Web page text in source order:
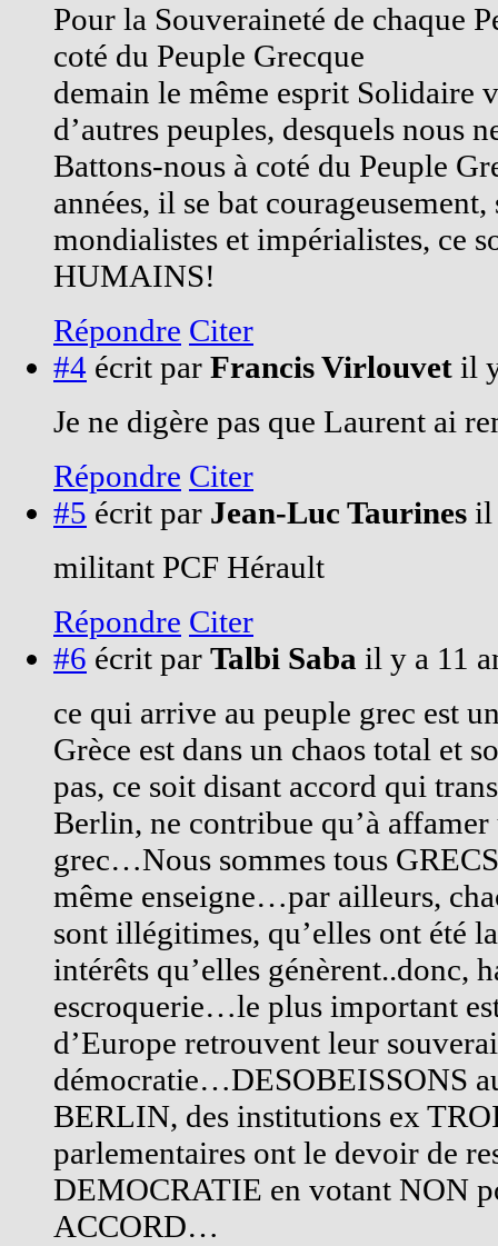
Pour la Souveraineté de chaque
coté du Peuple Grecque
demain le même esprit Solidaire
d’autres peuples, desquels nous
Battons-nous à coté du Peuple
années, il se bat
mondialistes et impérialistes, ce
HUMAINS!
Répondre Citer
#4 écrit par Francis Virlouvet il
Je ne digère pas que Laurent ai
Répondre Citer
#5 écrit par Jean-Luc Taurines il
militant PCF Hérault
Répondre Citer
#6 écrit par Talbi Saba il y a 11
ce qui arrive au peuple grec est
Grèce est dans un chaos total et
pas, ce soit disant accord qui
Berlin, ne contribue qu’à
grec…Nous sommes tous
même enseigne…par ailleurs,
sont illégitimes, qu’elles ont été
intérêts qu’elles génèrent..donc,
escroquerie…le plus important
d’Europe retrouvent leur
démocratie…DESOBEISSONS
BERLIN, des institutions ex
parlementaires ont le devoir de
DEMOCRATIE en votant NON
ACCORD…